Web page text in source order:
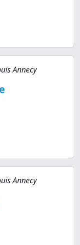
Annecy
Annecy